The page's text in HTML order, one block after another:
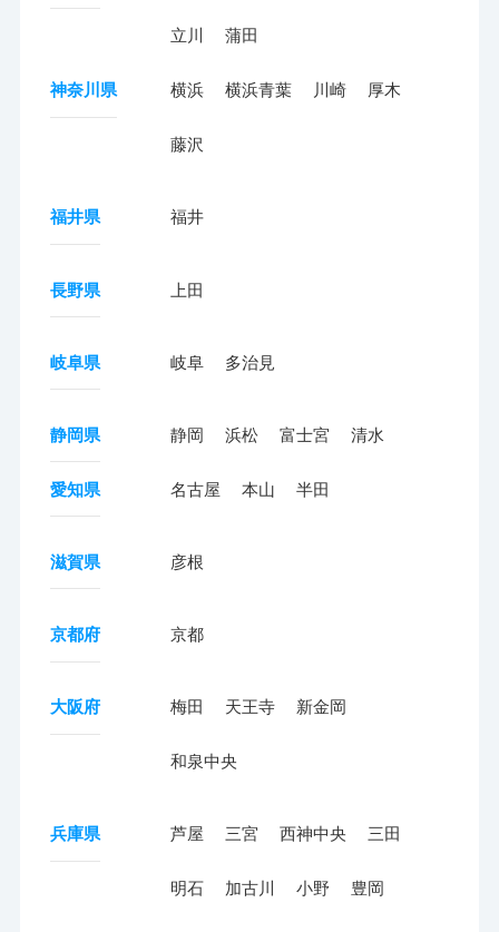
立川 蒲田
神奈川県 横浜 横浜青葉 川崎 厚木
藤沢
福井県 福井
長野県 上田
岐阜県 岐阜 多治見
静岡県 静岡 浜松 富士宮 清水
愛知県 名古屋 本山 半田
滋賀県 彦根
京都府 京都
大阪府 梅田 天王寺 新金岡
和泉中央
兵庫県 芦屋 三宮 西神中央 三田
明石 加古川 小野 豊岡